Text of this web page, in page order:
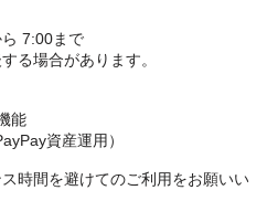
7:00まで
る場合があります。
能
資産運用）
時間を避けてのご利用をお願いい